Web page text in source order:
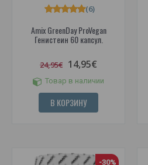
Amix GreenDay ProVegan
Генистеин 60 капсул.
(6)
24,95€ 14,95€
Товар в наличии
В КОРЗИНУ
-30%